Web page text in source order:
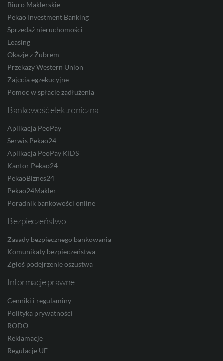
Biuro Maklerskie
Pekao Investment Banking
Sprzedaż nieruchomości
Leasing
Okazje z Żubrem
Przekazy Western Union
Zajęcia egzekucyjne
Pomoc w spłacie zadłużenia
Bankowość elektroniczna
Aplikacja PeoPay
Serwis Pekao24
Aplikacja PeoPay KIDS
Kantor Pekao24
PekaoBiznes24
Pekao24Makler
Poradnik bankowości online
Bezpieczeństwo
Zasady bezpiecznego bankowania
Komunikaty bezpieczeństwa
Zgłoś podejrzenie oszustwa
Informacje prawne
Cenniki i regulaminy
Polityka prywatności
RODO
Reklamacje
Regulacje UE